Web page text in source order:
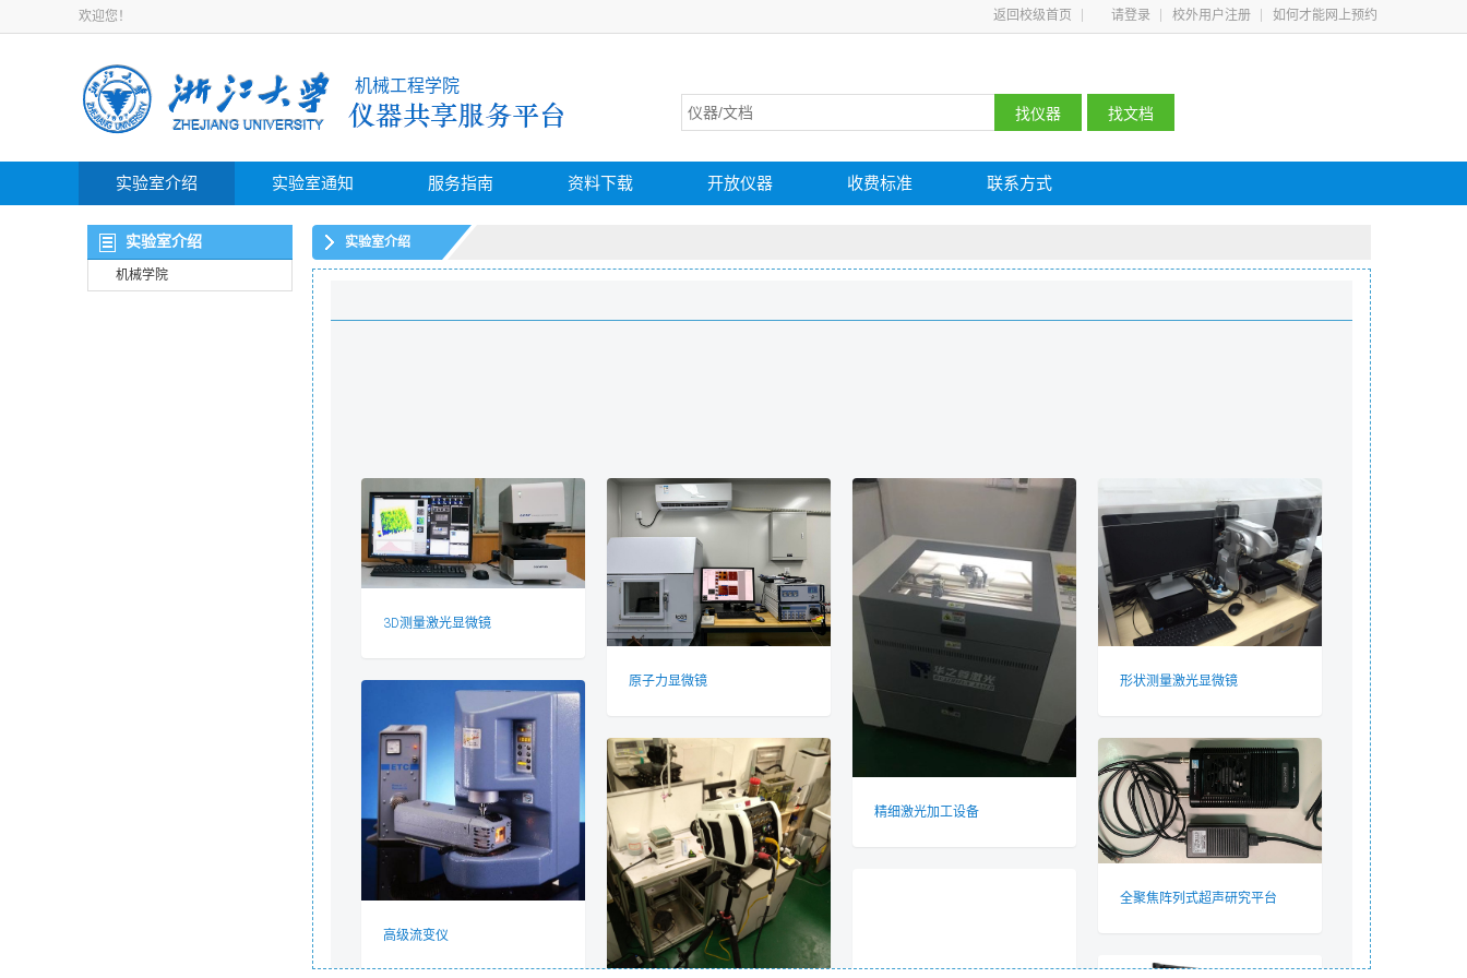
欢迎您！ 返回校级首页 请登录 校外用户注册 如何才能网上预约
机械工程学院
实验室介绍 实验室通知 服务指南 资料下载 开放仪器 收费标准 联系方式
实验室介绍
机械学院
实验室介绍